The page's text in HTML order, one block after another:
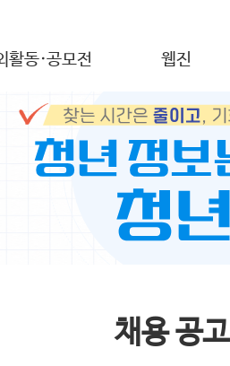
활동·공모전 웹진
채용 공고